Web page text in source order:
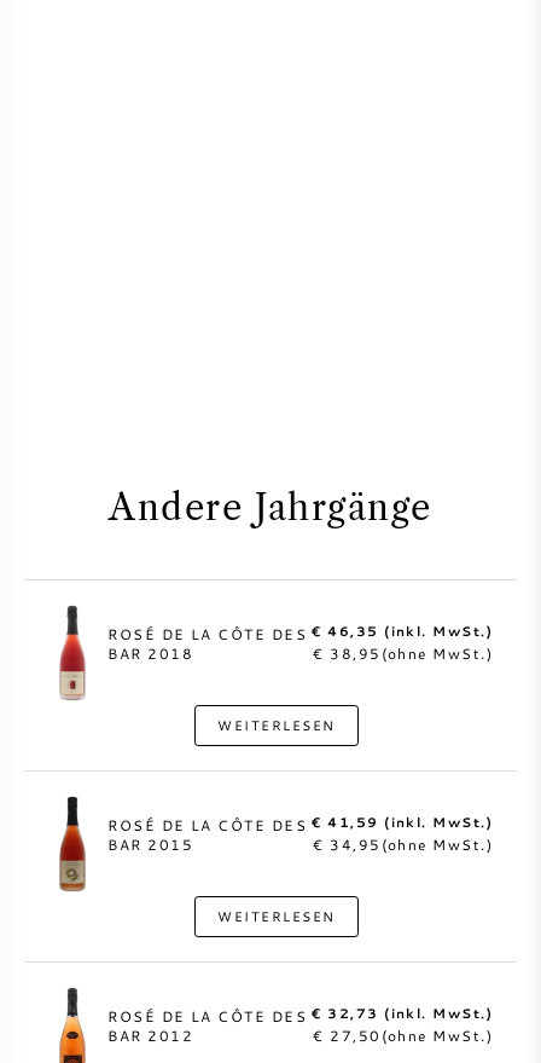
Andere Jahrgänge
ROSÉ DE LA CÔTE DES
BAR 2018
€ 46,35 (inkl. MwSt.)
€ 38,95(ohne MwSt.)
WEITERLESEN
ROSÉ DE LA CÔTE DES
BAR 2015
€ 41,59 (inkl. MwSt.)
€ 34,95(ohne MwSt.)
WEITERLESEN
ROSÉ DE LA CÔTE DES
BAR 2012
€ 32,73 (inkl. MwSt.)
€ 27,50(ohne MwSt.)